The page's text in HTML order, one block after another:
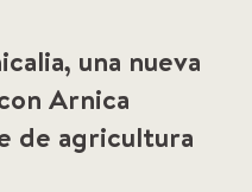
una nueva
Arnica
de agricultura